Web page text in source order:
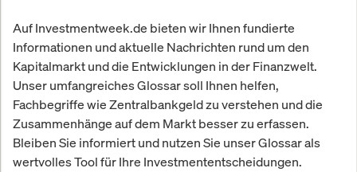
Auf Investmentweek.de bieten wir Ihnen fundierte
Informationen und aktuelle Nachrichten rund um den
Kapitalmarkt und die Entwicklungen in der Finanzwelt.
Unser umfangreiches Glossar soll Ihnen helfen,
Fachbegriffe wie Zentralbankgeld zu verstehen und die
Zusammenhänge auf dem Markt besser zu erfassen.
Bleiben Sie informiert und nutzen Sie unser Glossar als
wertvolles Tool für Ihre Investmententscheidungen.